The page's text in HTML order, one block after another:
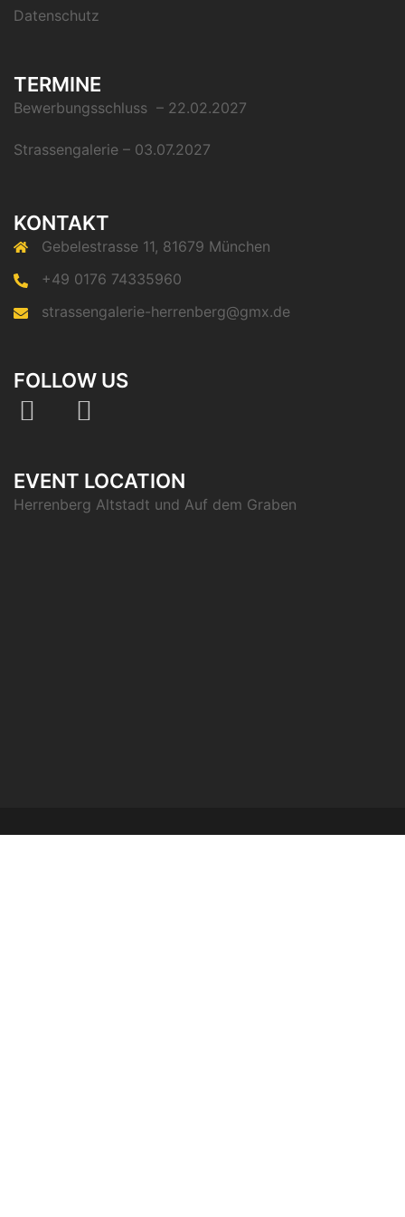
Datenschutz
TERMINE
Bewerbungsschluss – 22.02.2027
Strassengalerie – 03.07.2027
KONTAKT
Gebelestrasse 11, 81679 München
+49 0176 74335960
strassengalerie-herrenberg@gmx.de
FOLLOW US
EVENT LOCATION
Herrenberg Altstadt und Auf dem Graben